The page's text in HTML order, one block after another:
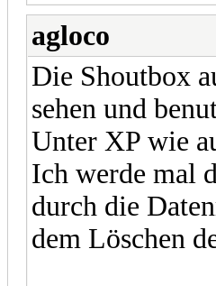
agloco
Die Shoutbox
sehen und
Unter XP wie
Ich werde mal
durch die
dem Löschen